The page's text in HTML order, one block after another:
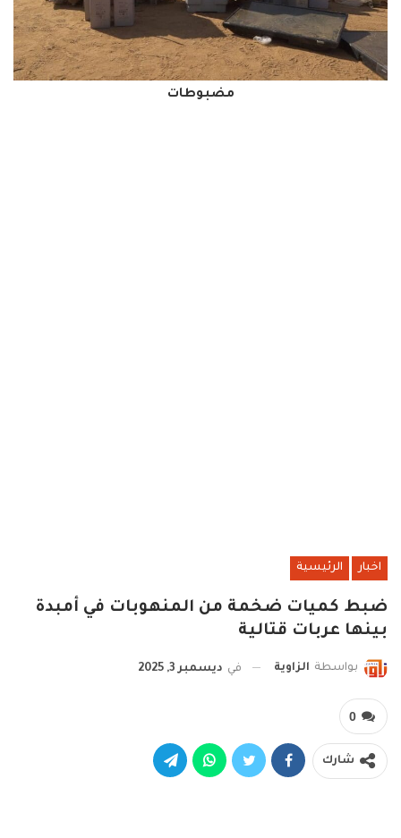
مضبوطات
اخبار الرئيسية
ضبط كميات ضخمة من المنهوبات في أمبدة
بينها عربات قتالية
بواسطة الزاوية في ديسمبر 3, 2025
0
شارك